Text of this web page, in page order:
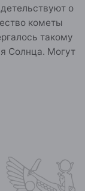
о
кометы
такому
Солнца. Могут